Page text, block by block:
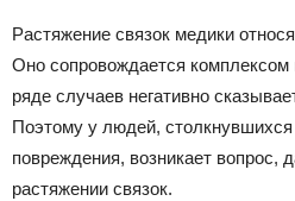
Растяжение связок медики
Оно сопровождается
ряде случаев негативно
Поэтому у людей,
повреждения, возникает вопрос,
растяжении связок.